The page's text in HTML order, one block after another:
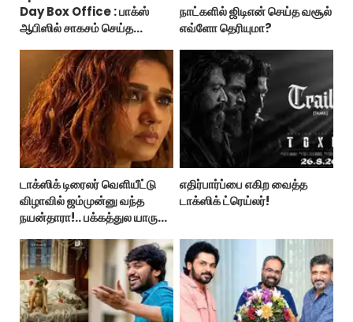
Day Box Office : பாக்ஸ்
ஆபிஸில் சாகசம் செய்த
நாட்களில் ஜிடிஎன் செய்த வசூல்
எவ்ளோ தெரியுமா?
டாக்ஸிக் டிரைலர் வெளியீட்டு
விழாவில் ஜம்முன்னு வந்த
நயன்தாரா!.. பக்கத்துல யாரு
எதிர்பார்ப்பை எகிற வைத்த
டாக்ஸிக் ட்ரெய்லர்!